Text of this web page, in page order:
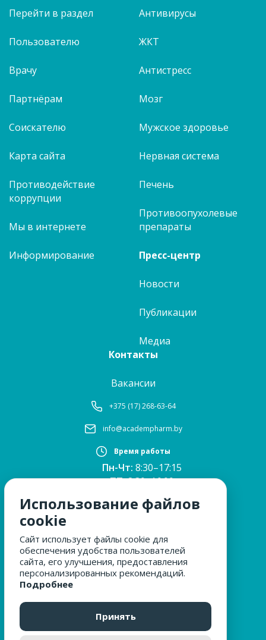
Перейти в раздел
Пользователю
Врачу
Партнёрам
Соискателю
Карта сайта
Противодействие
коррупции
Мы в интернете
Информирование
Антивирусы
ЖКТ
Антистресс
Мозг
Мужское здоровье
Нервная система
Печень
Противоопухолевые
препараты
Пресс-центр
Новости
Публикации
Медиа
Контакты
Вакансии
+375 (17) 268-63-64
info@academpharm.by
Время работы
Пн-Чт: 8:30–17:15
ПТ:8:30–16:00
12:30–13:00
Сб, Вс:выходные
МЫ ЗА БЕЗОПАСНОСТЬ
ОБРАЩЕНИЯ ГРАЖДАН
Использование файлов
cookie
Сайт использует файлы cookie для
обеспечения удобства пользователей
сайта, его улучшения, предоставления
персонализированных рекомендаций.
Подробнее
Принять